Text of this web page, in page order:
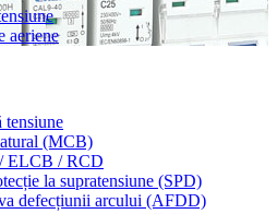
aeriene
tensiune
(MCB)
ELCB / RCD
la supratensiune (SPD)
defecțiunii arcului (AFDD)